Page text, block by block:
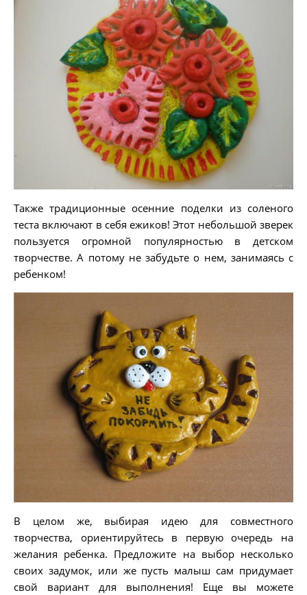
Также традиционные осенние поделки из соленого
теста включают в себя ежиков! Этот небольшой зверек
пользуется огромной популярностью в детском
творчестве. А потому не забудьте о нем, занимаясь с
ребенком!
В целом же, выбирая идею для совместного
творчества, ориентируйтесь в первую очередь на
желания ребенка. Предложите на выбор несколько
своих задумок, или же пусть малыш сам придумает
свой вариант для выполнения! Еще вы можете